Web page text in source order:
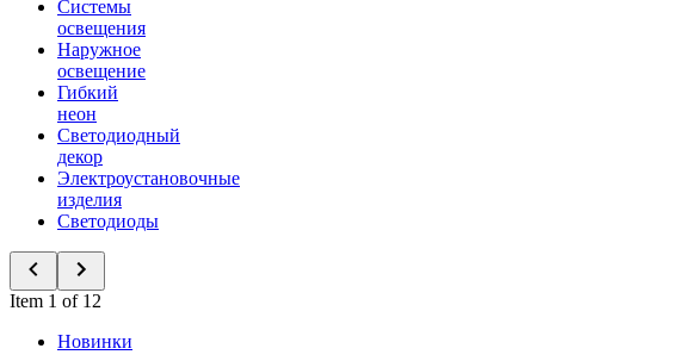
Системы
освещения
Наружное
освещение
Гибкий
неон
Светодиодный
декор
Электроустановочные
изделия
Светодиоды
Item 1 of 12
Новинки